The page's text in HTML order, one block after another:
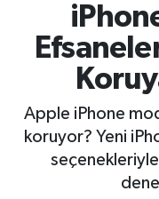
Apple iPhone
koruyor? Yeni
seçenekleriyle